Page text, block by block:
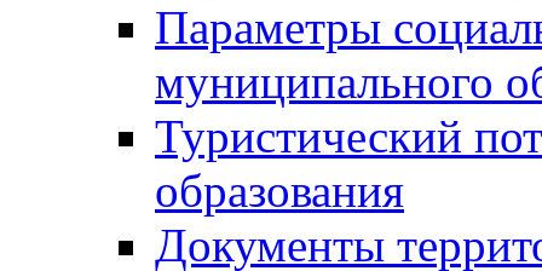
Параметры
муниципального
Туристический
образования
Документы